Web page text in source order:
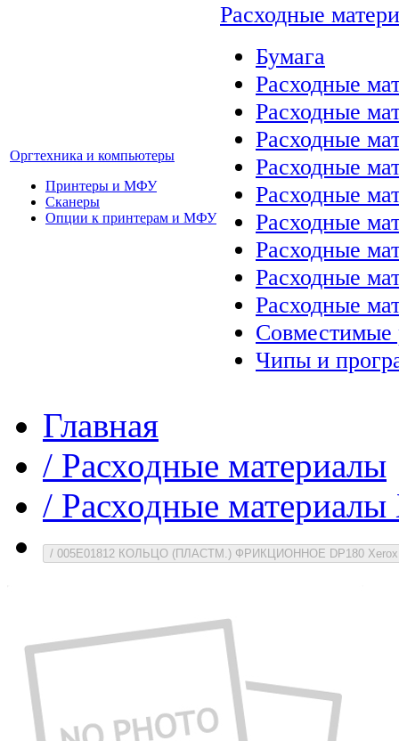
Оргтехника и компьютеры
Принтеры и МФУ
Сканеры
Опции к принтерам и МФУ
Расходные
Бумага
Расходные
Расходные
Расходные
Расходные
Расходные
Расходные
Расходные
Расходные
Расходные
Совместимые
Чипы и
Главная
/ Расходные материалы
/ Расходные
/ 005E01812 КОЛЬЦО (ПЛАСТМ.) ФРИКЦИОННОЕ DP180 Xerox